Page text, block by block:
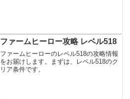
ファームヒーロー攻略 レベル518
ファームヒーローのレベル518の攻略情報
をお届けします。まずは、レベル518のク
リア条件です。